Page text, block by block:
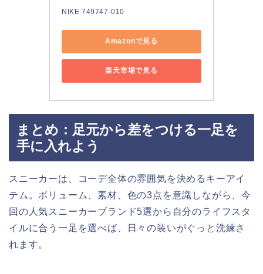
NIKE 749747-010
Amazonで見る
楽天市場で見る
まとめ：足元から差をつける一足を
手に入れよう
スニーカーは、コーデ全体の雰囲気を決めるキーアイ
テム。ボリューム、素材、色の3点を意識しながら、今
回の人気スニーカーブランド5選から自分のライフスタ
イルに合う一足を選べば、日々の装いがぐっと洗練さ
れます。